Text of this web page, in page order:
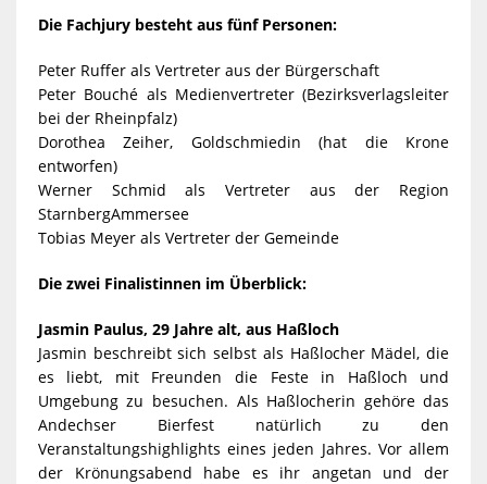
Die Fachjury besteht aus fünf Personen:
Peter Ruffer als Vertreter aus der Bürgerschaft
Peter Bouché als Medienvertreter (Bezirksverlagsleiter
bei der Rheinpfalz)
Dorothea Zeiher, Goldschmiedin (hat die Krone
entworfen)
Werner Schmid als Vertreter aus der Region
StarnbergAmmersee
Tobias Meyer als Vertreter der Gemeinde
Die zwei Finalistinnen im Überblick:
Jasmin Paulus, 29 Jahre alt, aus Haßloch
Jasmin beschreibt sich selbst als Haßlocher Mädel, die
es liebt, mit Freunden die Feste in Haßloch und
Umgebung zu besuchen. Als Haßlocherin gehöre das
Andechser Bierfest natürlich zu den
Veranstaltungshighlights eines jeden Jahres. Vor allem
der Krönungsabend habe es ihr angetan und der